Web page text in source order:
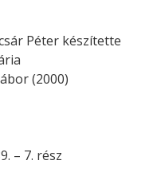
Péter készítette
(2000)
– 7. rész